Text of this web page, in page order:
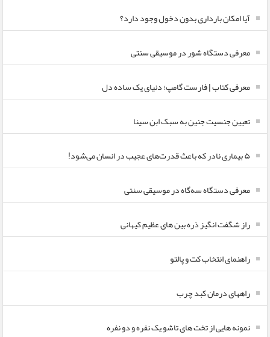
آیا امکان بارداری بدون دخول وجود دارد؟
معرفی دستگاه شور در موسیقی سنتی
معرفی کتاب | فارست گامپ؛ دنیای یک ساده دل
تعیین جنسیت جنین به سبک ابن سینا
۵ بیماری نادر که باعث قدرت‌های عجیب در انسان می‌شود!
معرفی دستگاه سه‌گاه در موسیقی سنتی
راز شگفت انگیز ذره بین های عظیم کیهانی
راهنمای انتخاب کت و پالتو
راههای درمان کبد چرب
نمونه هایی از تخت های تاشو یک نفره و دو نفره